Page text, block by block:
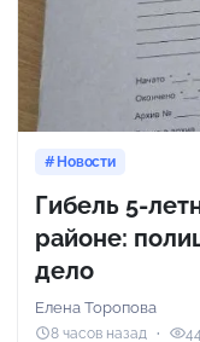
Новости
Гибель 5-
районе:
дело
Елена Торопова
8 часов назад 44